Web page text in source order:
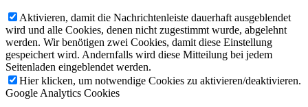
Aktivieren, damit die Nachrichtenleiste dauerhaft ausgeblendet
wird und alle Cookies, denen nicht zugestimmt wurde, abgelehnt
werden. Wir benötigen zwei Cookies, damit diese Einstellung
gespeichert wird. Andernfalls wird diese Mitteilung bei jedem
Seitenladen eingeblendet werden.
Hier klicken, um notwendige Cookies zu aktivieren/deaktivieren.
Google Analytics Cookies